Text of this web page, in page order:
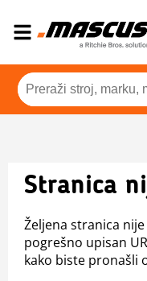
Stranica
Željena stranica
pogrešno upisan
kako biste pronašli